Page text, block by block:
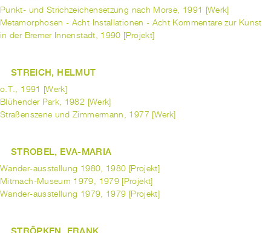
Punkt- und Strichzeichensetzung nach Morse, 1991 [Werk]
Metamorphosen - Acht Installationen - Acht Kommentare zur Kunst
in der Bremer Innenstadt, 1990 [Projekt]
STREICH, HELMUT
o.T., 1991 [Werk]
Blühender Park, 1982 [Werk]
Straßenszene und Zimmermann, 1977 [Werk]
STROBEL, EVA-MARIA
Wander-ausstellung 1980, 1980 [Projekt]
Mitmach-Museum 1979, 1979 [Projekt]
Wander-ausstellung 1979, 1979 [Projekt]
STRÖPKEN, FRANK